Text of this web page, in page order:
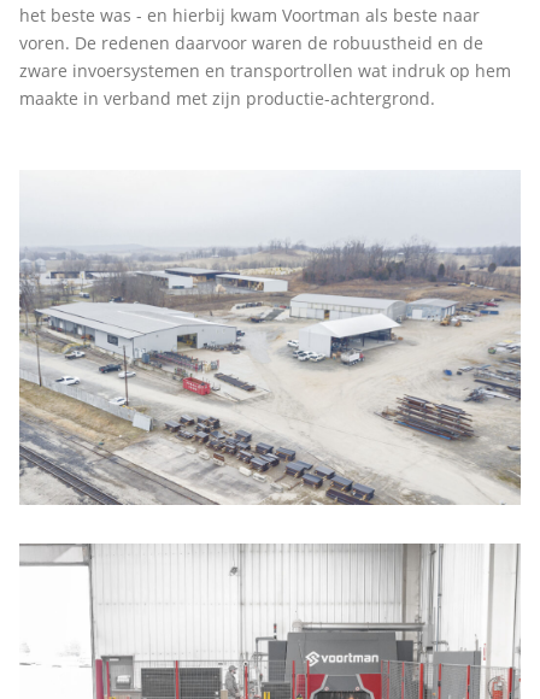
het beste was - en hierbij kwam Voortman als beste naar
voren. De redenen daarvoor waren de robuustheid en de
zware invoersystemen en transportrollen wat indruk op hem
maakte in verband met zijn productie-achtergrond.